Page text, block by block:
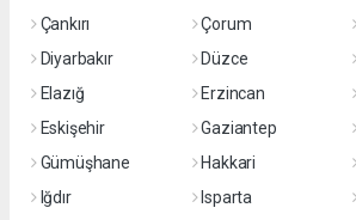
Çankırı
Çorum
Diyarbakır
Düzce
Elazığ
Erzincan
Eskişehir
Gaziantep
Gümüşhane
Hakkari
Iğdır
Isparta